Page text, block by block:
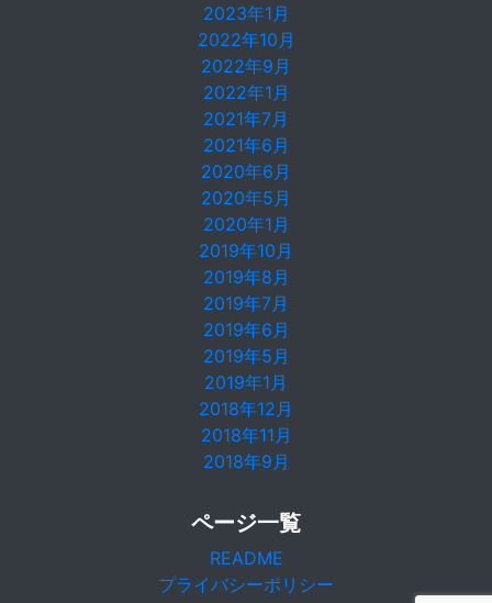
2023年1月
2022年10月
2022年9月
2022年1月
2021年7月
2021年6月
2020年6月
2020年5月
2020年1月
2019年10月
2019年8月
2019年7月
2019年6月
2019年5月
2019年1月
2018年12月
2018年11月
2018年9月
ページ一覧
README
プライバシーポリシー